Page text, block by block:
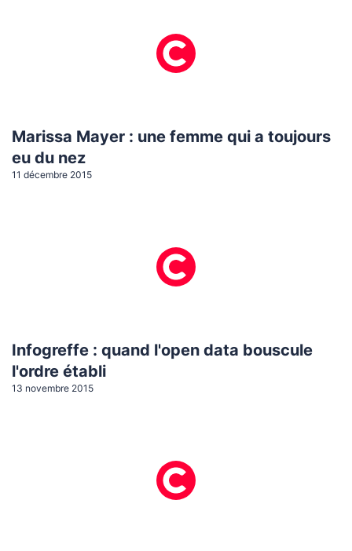
Marissa Mayer : une femme qui a toujours
eu du nez
11 décembre 2015
Infogreffe : quand l'open data bouscule
l'ordre établi
13 novembre 2015